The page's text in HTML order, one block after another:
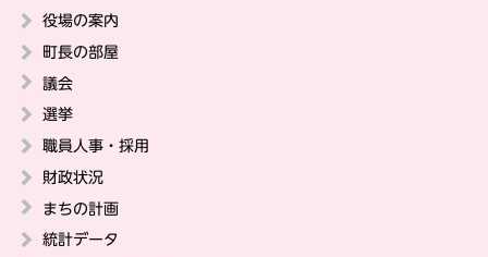
役場の案内
町長の部屋
議会
選挙
職員人事・採用
財政状況
まちの計画
統計データ